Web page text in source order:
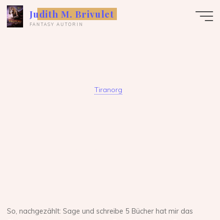
Zum
Inhalt
springen
Judith M. Brivulet
FANTASY AUTORIN
Tiranorg
So, nachgezählt: Sage und schreibe 5 Bücher hat mir das